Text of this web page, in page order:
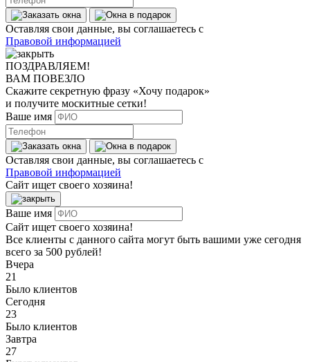
Оставляя свои данные, вы соглашаетесь с
Правовой информацией
ПОЗДРАВЛЯЕМ!
ВАМ ПОВЕЗЛО
Скажите секретную фразу «Хочу подарок»
и получите москитные сетки!
Ваше имя
Оставляя свои данные, вы соглашаетесь с
Правовой информацией
Сайт ищет своего хозяина!
Ваше имя
Сайт ищет своего хозяина!
Все клиенты с данного сайта могут быть вашими уже сегодня
всего за 500 рублей!
Вчера
21
Было клиентов
Сегодня
23
Было клиентов
Завтра
27